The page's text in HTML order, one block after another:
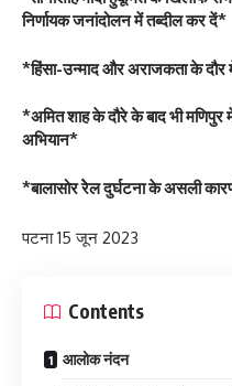
निर्णायक जनांदोलन में तब्दील कर दें*
*हिंसा-उन्माद और अराजकता के दौर
*अमित शाह के दौरे के बाद भी मणिपुर
अभियान*
*बालासोर रेेल दुर्घटना के असली
पटना 15 जून 2023
Contents
आलोक नंदन